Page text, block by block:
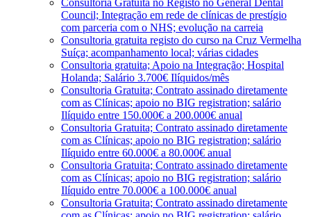
Council; Integração em rede de clínicas de prestígio
com parceria com o NHS; evolução na carreia
Consultoria gratuita registo do curso na Cruz Vermelha
Suíça; acompanhamento local; várias cidades
Consultoria gratuita; Apoio na Integração; Hospital
Holanda; Salário 3.700€ Ilíquidos/mês
Consultoria Gratuita; Contrato assinado diretamente
com as Clínicas; apoio no BIG registration; salário
Ilíquido entre 150.000€ a 200.000€ anual
Consultoria Gratuita; Contrato assinado diretamente
com as Clínicas; apoio no BIG registration; salário
Ilíquido entre 60.000€ a 80.000€ anual
Consultoria Gratuita; Contrato assinado diretamente
com as Clínicas; apoio no BIG registration; salário
Ilíquido entre 70.000€ a 100.000€ anual
Consultoria Gratuita; Contrato assinado diretamente